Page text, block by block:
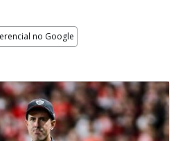
no Google